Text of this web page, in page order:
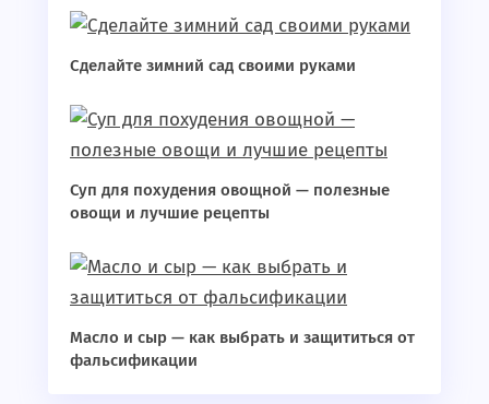
Сделайте зимний сад своими руками
Суп для похудения овощной — полезные
овощи и лучшие рецепты
Масло и сыр — как выбрать и защититься от
фальсификации